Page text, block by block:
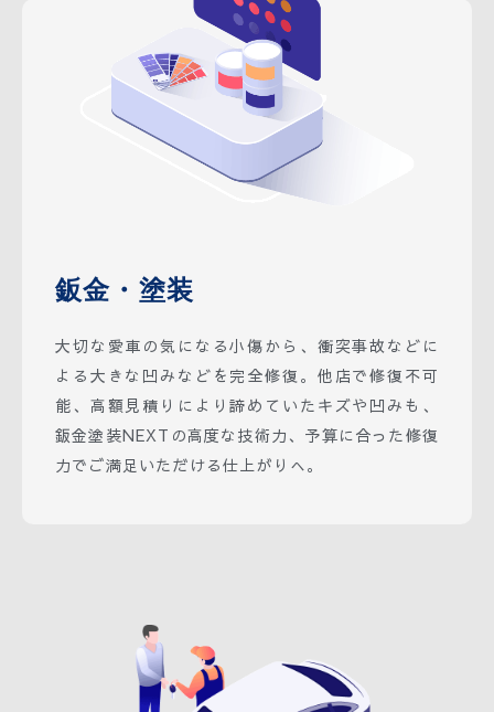
鈑金・塗装
大切な愛車の気になる小傷から、衝突事故などに
よる大きな凹みなどを完全修復。他店で修復不可
能、高額見積りにより諦めていたキズや凹みも、
鈑金塗装NEXTの高度な技術力、予算に合った修復
力でご満足いただける仕上がりへ。